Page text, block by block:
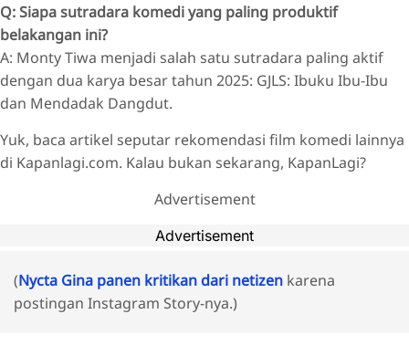
Q: Siapa sutradara komedi yang paling produktif
belakangan ini?
A: Monty Tiwa menjadi salah satu sutradara paling aktif
dengan dua karya besar tahun 2025: GJLS: Ibuku Ibu-Ibu
dan Mendadak Dangdut.
Yuk, baca artikel seputar rekomendasi film komedi lainnya
di Kapanlagi.com. Kalau bukan sekarang, KapanLagi?
Advertisement
Advertisement
(Nycta Gina panen kritikan dari netizen karena
postingan Instagram Story-nya.)